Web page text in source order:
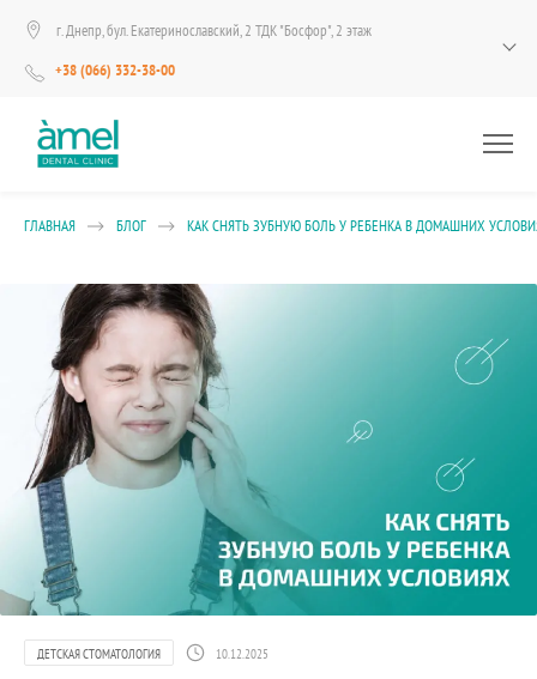
г. Днепр, бул. Екатеринославский, 2 ТДК "Босфор", 2 этаж
+38 (066) 332-38-00
ГЛАВНАЯ БЛОГ КАК СНЯТЬ ЗУБНУЮ БОЛЬ У РЕБЕНКА В ДОМАШНИХ
ДЕТСКАЯ СТОМАТОЛОГИЯ 10.12.2025